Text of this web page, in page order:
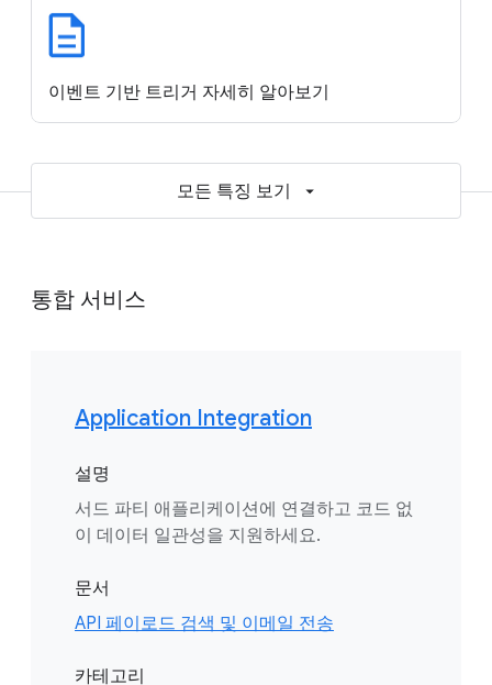
이벤트 기반 트리거 자세히 알아보기
모든 특징 보기
통합 서비스
Application Integration
설명
서드 파티 애플리케이션에 연결하고 코드 없
이 데이터 일관성을 지원하세요.
문서
API 페이로드 검색 및 이메일 전송
카테고리